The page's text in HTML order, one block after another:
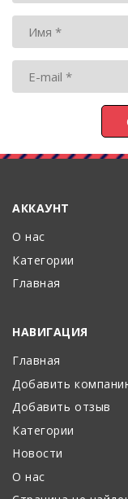
АККАУНТ
О нас
Категории
Главная
НАВИГАЦИЯ
Главная
Добавить
Добавить отзыв
Категории
Новости
О нас